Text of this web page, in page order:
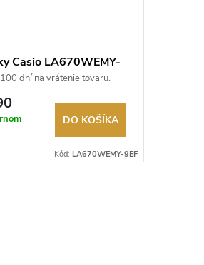
Casio LA670WEMY-
dní na vrátenie tovaru.
predajca.
DO KOŠÍKA
Kód: LA670WEMY-9EF